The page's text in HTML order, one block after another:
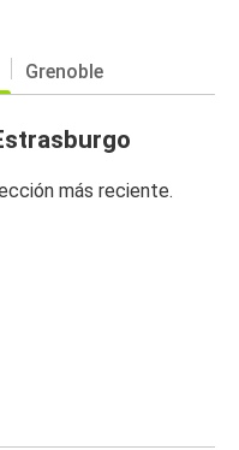
Grenoble
más reciente.